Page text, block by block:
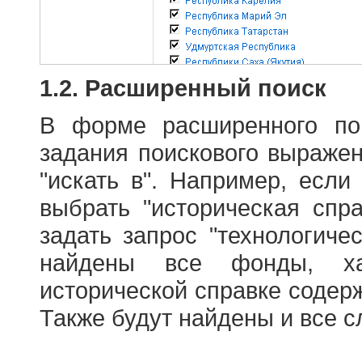
1.2. Расширенный поиск
В форме расширенного
задания поискового
"искать в". Например,
выбрать "историческая
задать запрос
найдены все фонды,
исторической справке
Также будут найдены и все